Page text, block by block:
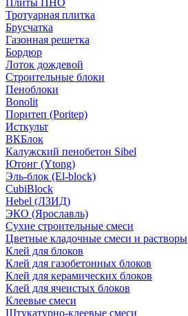
Плиты ПНО
Тротуарная плитка
Брусчатка
Газонная решетка
Бордюр
Лоток дождевой
Строительные блоки
Пеноблоки
Bonolit
Поритеп (Poritep)
Исткульт
ВКБлок
Калужский пенобетон Sibel
Ютонг (Ytong)
Эль-блок (El-block)
CubiBlock
Hebel (ЛЗИД)
ЭКО (Ярославль)
Сухие строительные смеси
Цветные кладочные смеси и растворы
Клей для блоков
Клей для газобетонных блоков
Клей для керамических блоков
Клей для ячеистых блоков
Клеевые смеси
Штукатурно-клеевые смеси